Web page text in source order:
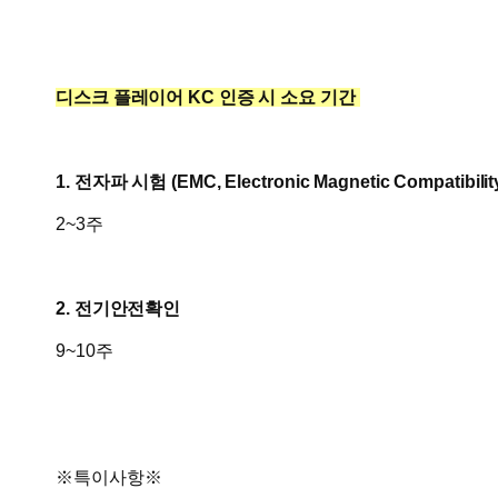
디스크 플레이어 KC 인증 시 소요 기간
1. 전자파 시험 (EMC, Electronic Magnetic
2~3주
2. 전기안전확인
9~10주
※특이사항※